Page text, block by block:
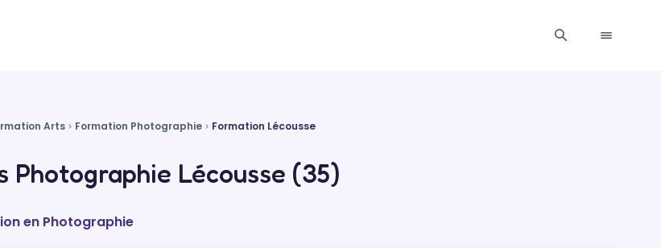
Arts Formation Photographie Formation Lécousse
Photographie Lécousse (35)
en Photographie